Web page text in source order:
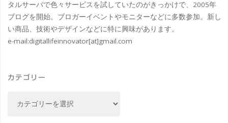
引
き
て
タルサーバで色々サービスを試していたのがきっかけで、2005年
ブログを開始。ブロガーイベントやモニターなどに多数参加。新し
い商品、技術やデザインなどに特に興味があります。
e-mail:digitallifeinnovator[at]gmail.com
カテゴリー